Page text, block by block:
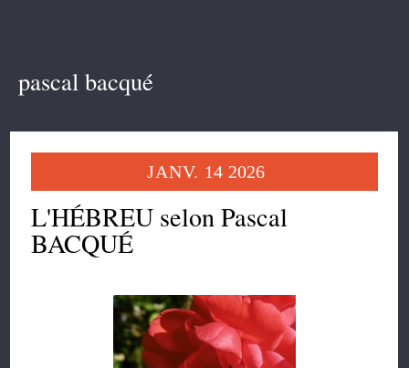
pascal bacqué
JANV. 14 2026
L'HÉBREU selon Pascal
BACQUÉ